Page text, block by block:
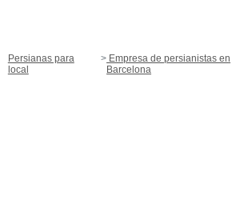
Persianas para
local
Empresa de persianistas en
Barcelona